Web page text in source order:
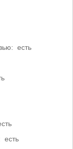
есть
есть